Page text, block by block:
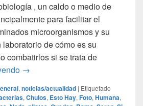
, un caldo o medio de
para facilitar el
microorganismos y su
de cómo es su
combatirlos si se trata de
Caldo de cultivo
→
, noticias/actualidad | Etiquetado
, Chulos, Esto Hay, Foto, Humana,